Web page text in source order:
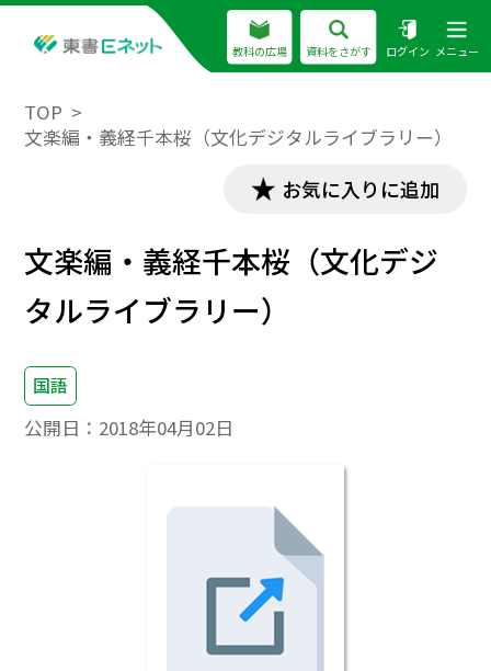
教科の広場 資料をさがす ログイン メニュー
TOP
文楽編・義経千本桜（文化デジタルライブラリー）
お気に入りに追加
文楽編・義経千本桜（文化デジ
タルライブラリー）
国語
公開日： 2018年04月02日